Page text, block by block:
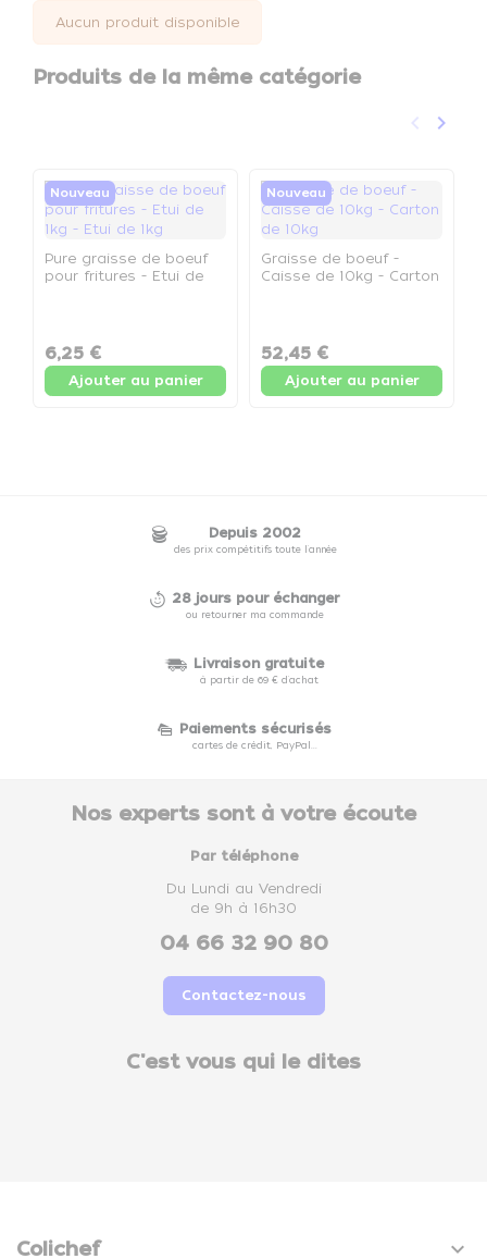
Aucun produit disponible
Produits de la même catégorie
Précédent
keyboard_arrow_left keyboard_arrow_right
Nouveau
Pure graisse de boeuf
pour fritures - Etui de
6,25 €
Ajouter au panier
Nouveau
Graisse de boeuf -
Caisse de 10kg - Carton
52,45 €
Ajouter au panier
Depuis 2002
des prix compétitifs toute l'année
28 jours pour échanger
ou retourner ma commande
Livraison gratuite
à partir de 69 € d'achat
Paiements sécurisés
cartes de crédit, PayPal...
Nos experts sont à votre écoute
Par téléphone
Du Lundi au Vendredi
de 9h à 16h30
04 66 32 90 80
Contactez-nous
C'est vous qui le dites
Colichef 